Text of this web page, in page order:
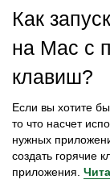
Как
на Mac с
клавиш?
Если вы хотите
то что насчет
нужных
создать горячие
приложения.